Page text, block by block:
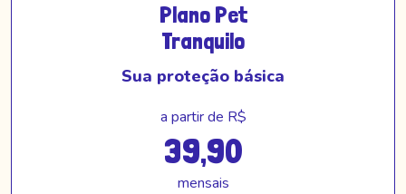
Plano Pet
Tranquilo
Sua proteção básica
a partir de R$
39,90
mensais